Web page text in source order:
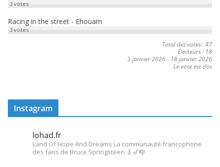
3votes
Racing in the street - Ehouarn
3votes
Total des votes : 47
Électeurs : 18
3 janvier 2026- 18 janvier 2026
Le vote est clos
Instagram
lohad.fr
Land Of Hope And Dreams La communauté francophone
des fans de Bruce Springsteen 🎸🎷🎼